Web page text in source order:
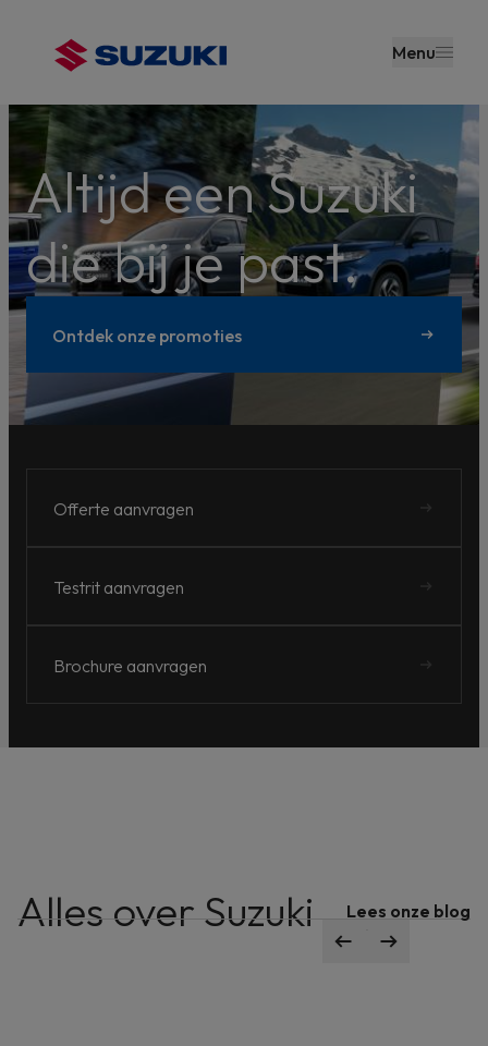
de inhoud
gaan
Menu
Altijd een Suzuki
die bij je past.
Ontdek onze promoties
Offerte aanvragen
Testrit aanvragen
Brochure aanvragen
Alles over Suzuki Lees onze blog
Configureer de e VITARA